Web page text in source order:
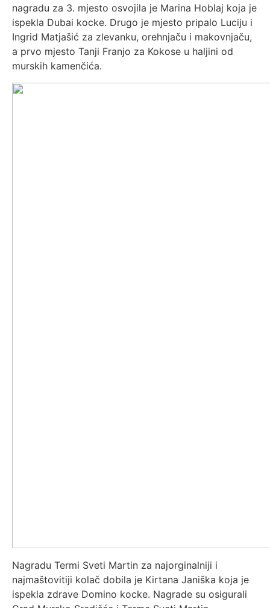
nagradu za 3. mjesto osvojila je Marina Hoblaj koja je
ispekla Dubai kocke. Drugo je mjesto pripalo Luciju i
Ingrid Matjašić za zlevanku, orehnjaču i makovnjaču,
a prvo mjesto Tanji Franjo za Kokose u haljini od
murskih kamenčića.
Nagradu Termi Sveti Martin za najorginalniji i
najmaštovitiji kolač dobila je Kirtana Janiška koja je
ispekla zdrave Domino kocke. Nagrade su osigurali